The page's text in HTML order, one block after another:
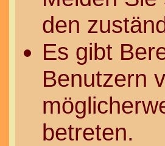
den
Es gibt
Benutzern
betreten.